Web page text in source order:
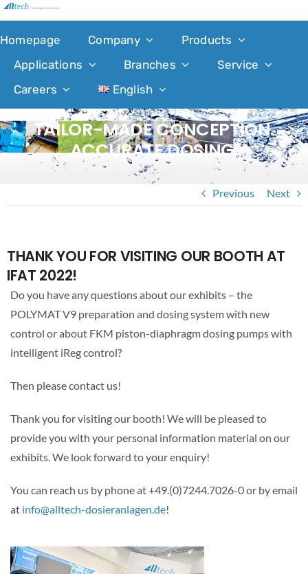
Skip
content
Homepage Company
Products
Applications
Branches
Service
Careers
English
TAILOR-MADE CONCEPTION.
ACCURATE DOSING.
Previous Next
THANK YOU FOR VISITING OUR BOOTH AT
IFAT 2022!
Do you have any questions about our exhibits – the
POLYMAT V9 preparation and dosing system with new
control or about FKM piston-diaphragm dosing pumps with
intelligent iReg control?
Then please contact us!
Thank you for visiting our booth! We will be pleased to
provide you with your personal information material on our
exhibits. We look forward to your enquiry!
You can reach us by phone at +49.(0)7244.7026-0 or by email
at info@alltech-dosieranlagen.de!